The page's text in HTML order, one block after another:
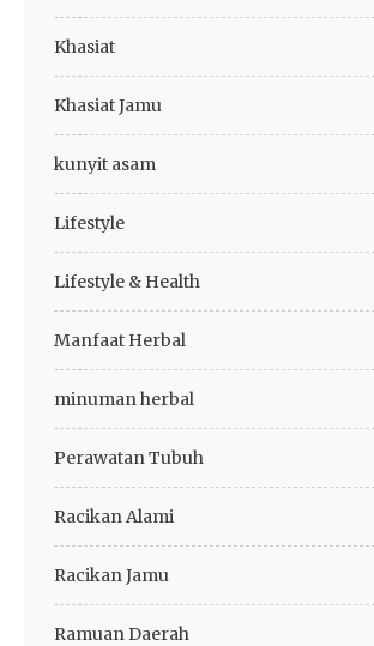
Khasiat
Khasiat Jamu
kunyit asam
Lifestyle
Lifestyle & Health
Manfaat Herbal
minuman herbal
Perawatan Tubuh
Racikan Alami
Racikan Jamu
Ramuan Daerah